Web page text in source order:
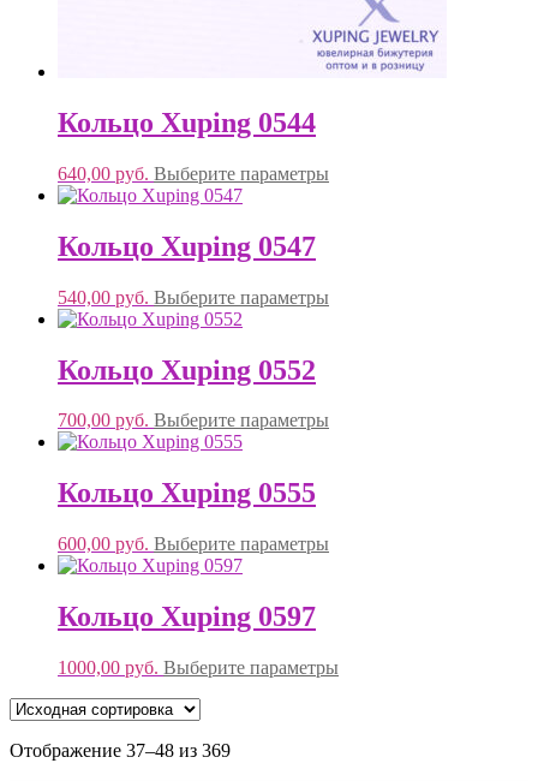
Кольцо Xuping 0544
640,00 руб. Выберите параметры
Кольцо Xuping 0547
540,00 руб. Выберите параметры
Кольцо Xuping 0552
700,00 руб. Выберите параметры
Кольцо Xuping 0555
600,00 руб. Выберите параметры
Кольцо Xuping 0597
1000,00 руб. Выберите параметры
Отображение 37–48 из 369